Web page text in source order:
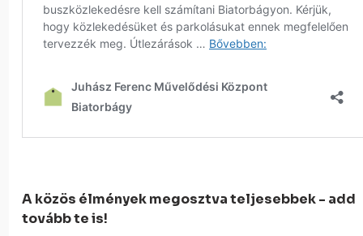
A közös élmények megosztva teljesebbek - add
tovább te is!